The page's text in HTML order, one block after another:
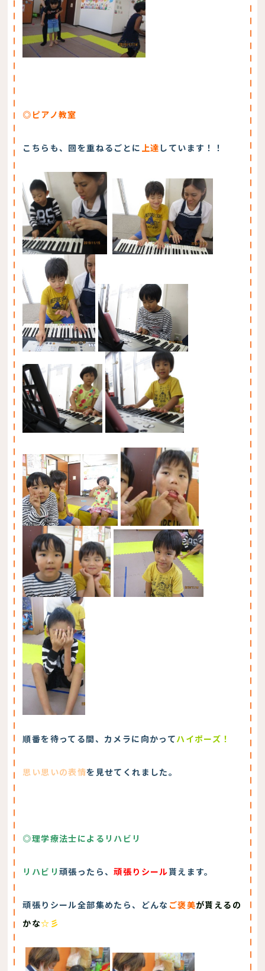
◎ピアノ教室
こちらも、回を重ねるごとに 上達 しています！！
順番を待ってる間、カメラに向かってハイポーズ！
思い思いの表情を見せてくれました。
◎理学療法士によるリハビリ
リハビリ頑張ったら、頑張りシール貰えます。
頑張りシール全部集めたら、どんな ご褒美が貰えるの
かな☆彡